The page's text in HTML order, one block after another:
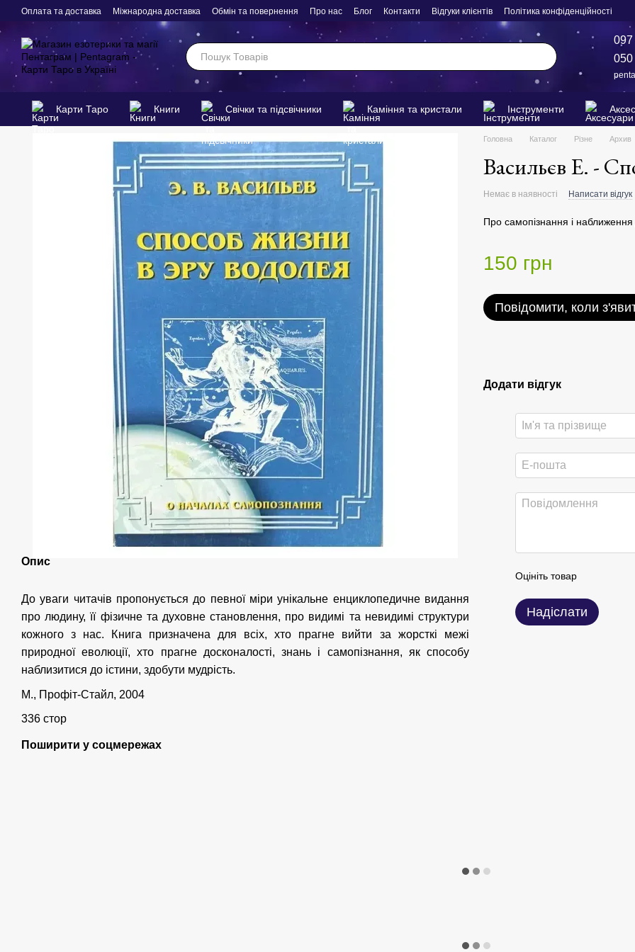
Перейти до основного контенту
Оплата та доставка Міжнародна доставка Обмін та повернення Про нас Блог Контакти Відгуки клієнтів Політика конфіденційності
097
050
Карти Таро Книги Свічки та підсвічники Каміння та кристали Інструменти
Опис
До уваги читачів пропонується до певної міри унікальне енциклопедичне видання
про людину, її фізичне та духовне становлення, про видимі та невидимі структури
кожного з нас. Книга призначена для всіх, хто прагне вийти за жорсткі межі
природної еволюції, хто прагне досконалості, знань і самопізнання, як способу
наблизитися до істини, здобути мудрість.
М., Профіт-Стайл, 2004
336 стор
Поширити у соцмережах
Головна Каталог Різне Архив
Васильєв Е. -
Немає в наявності Написати відгук
Про самопізнання і
150 грн
Повідомити, коли
Додати відгук
Оцініть товар
Надіслати